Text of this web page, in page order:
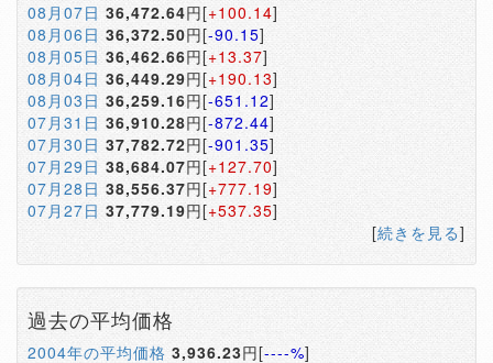
08月07日 36,472.64円[+100.14]
08月06日 36,372.50円[-90.15]
08月05日 36,462.66円[+13.37]
08月04日 36,449.29円[+190.13]
08月03日 36,259.16円[-651.12]
07月31日 36,910.28円[-872.44]
07月30日 37,782.72円[-901.35]
07月29日 38,684.07円[+127.70]
07月28日 38,556.37円[+777.19]
07月27日 37,779.19円[+537.35]
[続きを見る]
過去の平均価格
2004年の平均価格 3,936.23円[----%]